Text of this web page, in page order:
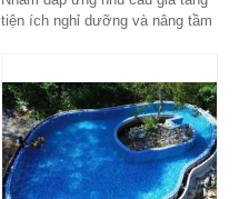
tiện ích nghỉ dưỡng và nâng tầm